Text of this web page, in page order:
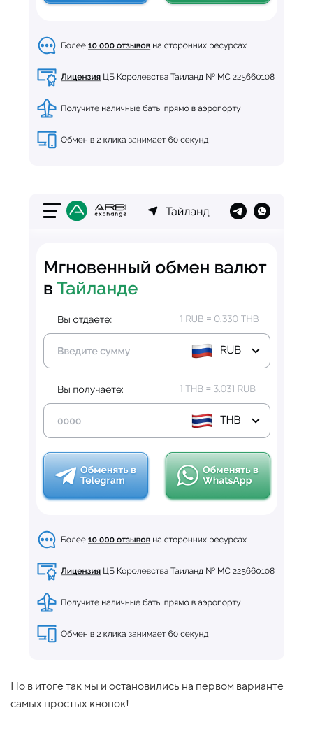
Но в итоге так мы и остановились на первом варианте
самых простых кнопок!